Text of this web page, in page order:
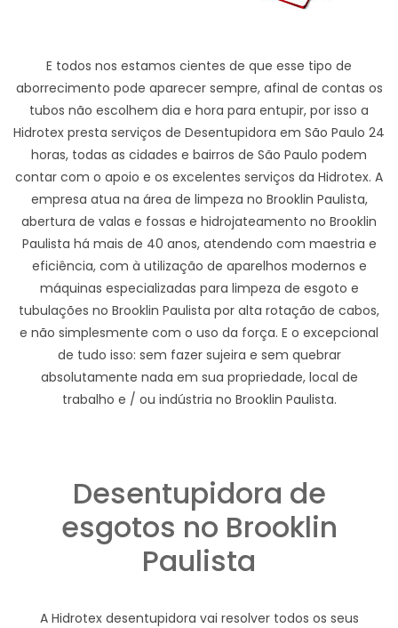
E todos nos estamos cientes de que esse tipo de
aborrecimento pode aparecer sempre, afinal de contas os
tubos não escolhem dia e hora para entupir, por isso a
Hidrotex presta serviços de Desentupidora em São Paulo 24
horas, todas as cidades e bairros de São Paulo podem
contar com o apoio e os excelentes serviços da Hidrotex. A
empresa atua na área de limpeza no Brooklin Paulista,
abertura de valas e fossas e hidrojateamento no Brooklin
Paulista há mais de 40 anos, atendendo com maestria e
eficiência, com à utilização de aparelhos modernos e
máquinas especializadas para limpeza de esgoto e
tubulações no Brooklin Paulista por alta rotação de cabos,
e não simplesmente com o uso da força. E o excepcional
de tudo isso: sem fazer sujeira e sem quebrar
absolutamente nada em sua propriedade, local de
trabalho e / ou indústria no Brooklin Paulista.
Desentupidora de
esgotos no Brooklin
Paulista
A Hidrotex desentupidora vai resolver todos os seus